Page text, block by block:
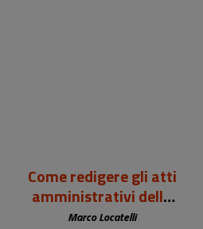
Come redigere gli atti
amministrativi della
biblioteca
Marco Locatelli